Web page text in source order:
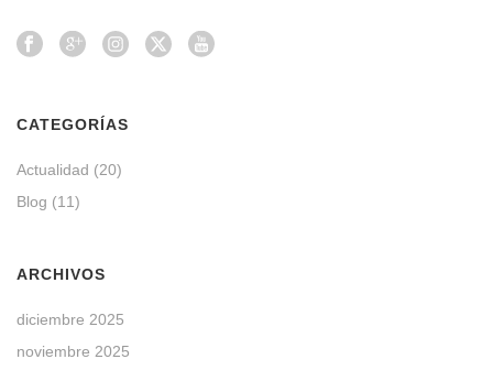
CATEGORÍAS
Actualidad (20)
Blog (11)
ARCHIVOS
diciembre 2025
noviembre 2025